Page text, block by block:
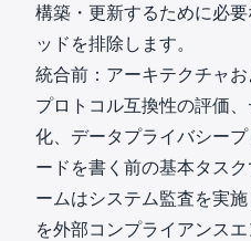
構築・更新するために必
ッドを排除します。
統合前：アーキテクチャ
プロトコル互換性の評価
化、データプライバシー
ードを書く前の基本タス
ームはシステム監査を実
を外部コンプライアンス